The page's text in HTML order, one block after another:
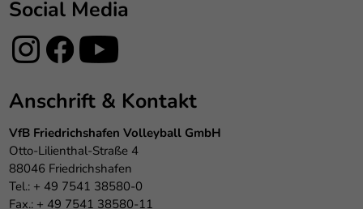
Social Media
Anschrift & Kontakt
VfB Friedrichshafen Volleyball GmbH
Otto-Lilienthal-Straße 4
88046 Friedrichshafen
Tel.: + 49 7541 38580-0
Fax.: + 49 7541 38580-11